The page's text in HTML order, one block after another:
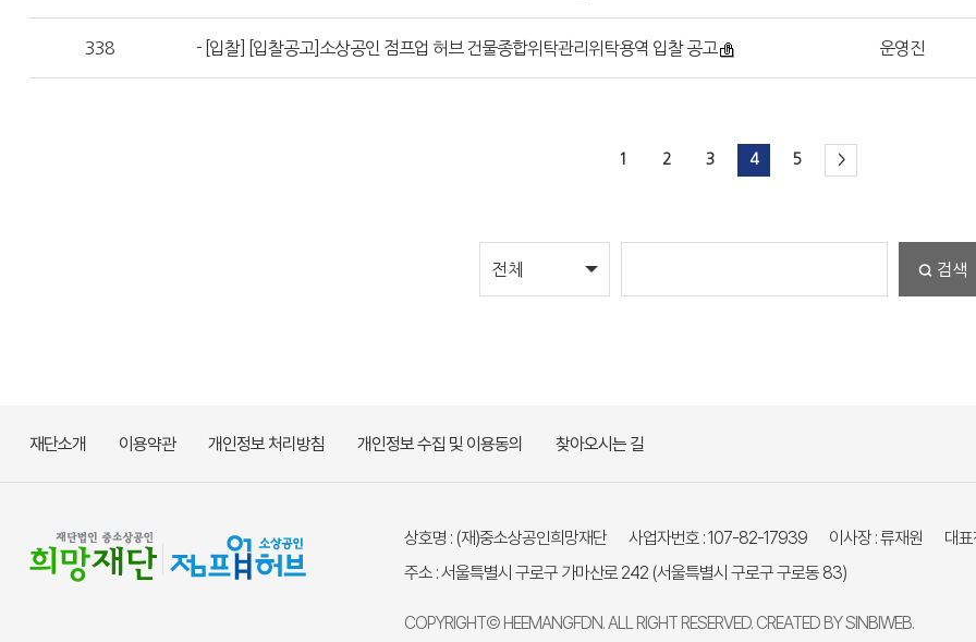
338 - [입찰] [입찰공고]소상공인 점프업 허브 건물종합위탁관리위탁용역 입찰 공고 운영진
1 2 3 4 5 >
검색
재단소개 이용약관 개인정보 처리방침 개인정보 수집 및 이용동의 찾아오시는 길
상호명 : (재)중소상공인희망재단 사업자번호 : 107-82-17939 이사장 : 류재원 대
주소 : 서울특별시 구로구 가마산로 242 (서울특별시 구로구 구로동 83)
COPYRIGHT© HEEMANGFDN. ALL RIGHT RESERVED. CREATED BYSINBIWEB.